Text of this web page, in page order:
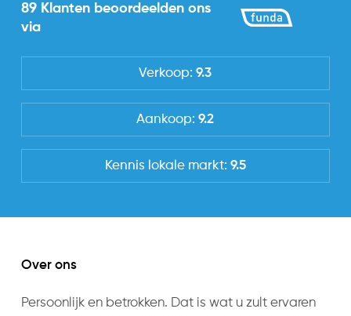
89 Klanten beoordeelden ons
via
Verkoop:9.3
Aankoop:9.2
Kennis lokale markt: 9.5
Over ons
Persoonlijk en betrokken. Dat is wat u zult ervaren